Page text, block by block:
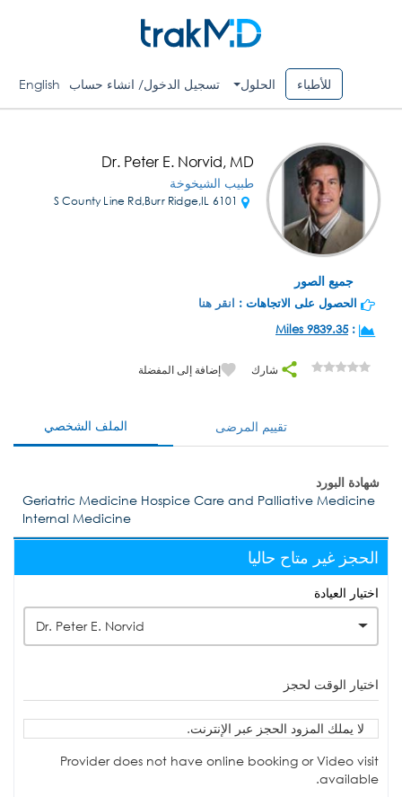
للأطباء الحلول تسجيل الدخول/ انشاء حساب English
جميع الصور
Dr. Peter E. Norvid, MD
طبيب الشيخوخة
الحصول على الاتجاهات : انقر هنا
:
9839.35 Miles
شارك إضافة إلى المفضلة
الملف الشخصي تقييم المرضى
شهادة البورد
Geriatric Medicine Hospice Care and Palliative Medicine
Internal Medicine
الحجز غير متاح حاليا
اختيار العيادة
Dr. Peter E. Norvid
اختيار الوقت لحجز
لا يملك المزود الحجز عبر الإنترنت.
Provider does not have online booking or Video visit
available.